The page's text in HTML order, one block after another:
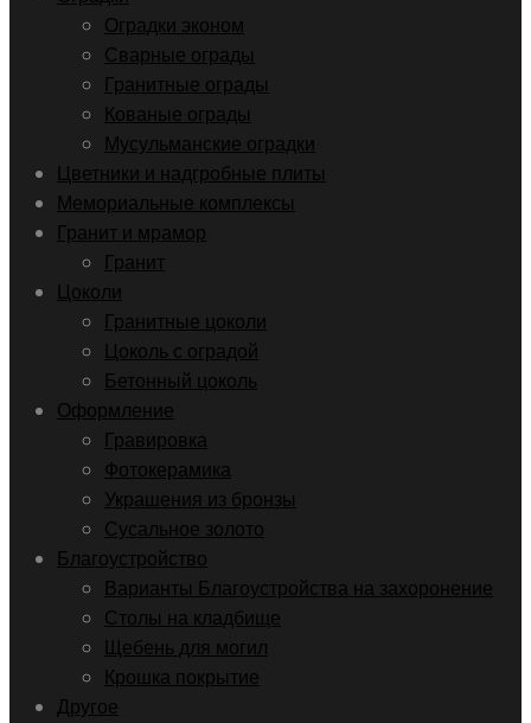
Оградки эконом
Сварные ограды
Гранитные ограды
Кованые ограды
Мусульманские оградки
Цветники и надгробные плиты
Мемориальные комплексы
Гранит и мрамор
Гранит
Цоколи
Гранитные цоколи
Цоколь с оградой
Бетонный цоколь
Оформление
Гравировка
Фотокерамика
Украшения из бронзы
Сусальное золото
Благоустройство
Варианты Благоустройства на захоронение
Столы на кладбище
Щебень для могил
Крошка покрытие
Другое